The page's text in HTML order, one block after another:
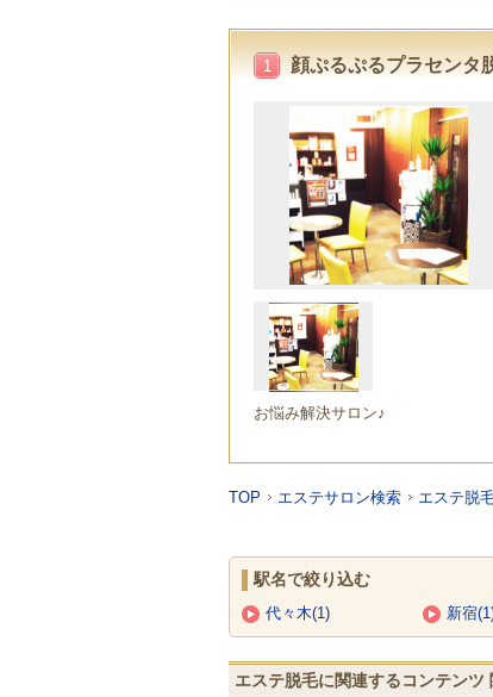
1 顔ぷるぷるプラセンタ
お悩み解決サロン♪
TOP エステサロン検索 エステ脱
駅名で絞り込む
代々木(1) 新宿
エステ脱毛に関連するコンテンツ